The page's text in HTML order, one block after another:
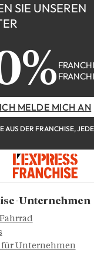
SIE UNSEREN
ICH MELDE MICH AN
AUS DER FRANCHISE,
Unternehmen
Unternehmen